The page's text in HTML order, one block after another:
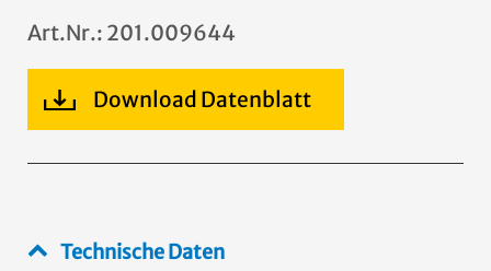
Art.Nr.: 201.009644
Download Datenblatt
Technische Daten